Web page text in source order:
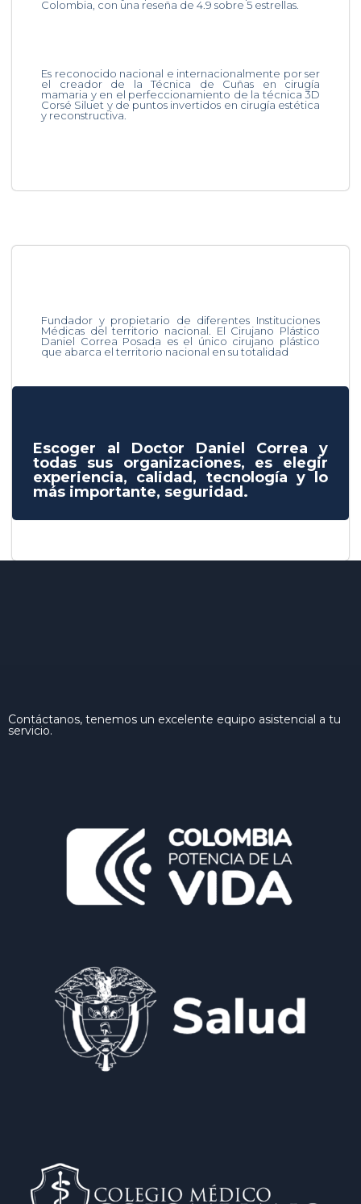
Colombia, con una reseña de 4.9 sobre 5 estrellas.
Es reconocido nacional e internacionalmente por ser
el creador de la Técnica de Cuñas en cirugía
mamaria y en el perfeccionamiento de la técnica 3D
Corsé Siluet y de puntos invertidos en cirugía estética
y reconstructiva.
Fundador y propietario de diferentes Instituciones
Médicas del territorio nacional. El Cirujano Plástico
Daniel Correa Posada es el único cirujano plástico
que abarca el territorio nacional en su totalidad
Escoger al Doctor Daniel Correa y
todas sus organizaciones, es elegir
experiencia, calidad, tecnología y lo
más importante, seguridad.
Contáctanos, tenemos un excelente equipo asistencial a tu
servicio.